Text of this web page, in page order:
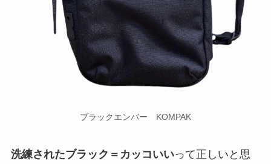
ブラックエンバー KOMPAK
洗練されたブラック＝カッコいいって正しいと思